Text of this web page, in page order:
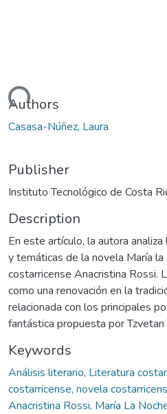
Authors
Casasa-Núñez, Laura
Publisher
Instituto Tecnológico de Costa
Description
En este artículo, la autora
y temáticas de la novela María
costarricense Anacristina Rossi.
como una renovación en la
relacionada con los principales
fantástica propuesta por
Keywords
Análisis literario, Literatura
costarricense, novela
Anacristina Rossi, María La